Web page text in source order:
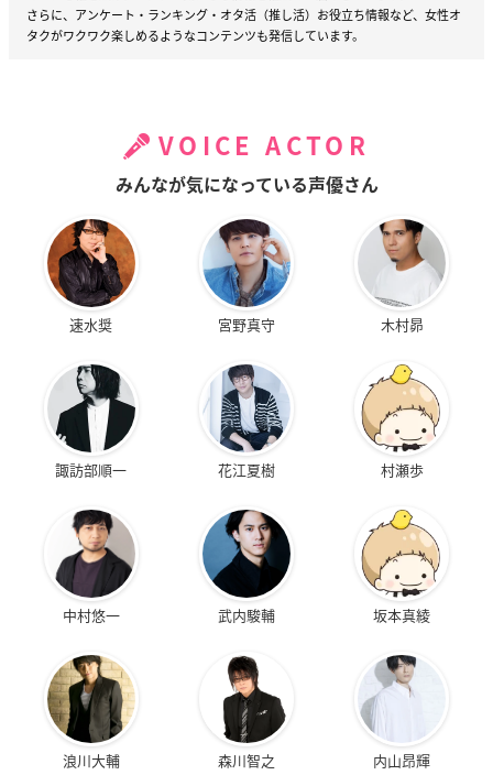
さらに、アンケート・ランキング・オタ活（推し活）お役立ち情報など、女性オ
タクがワクワク楽しめるようなコンテンツも発信しています。
VOICE ACTOR
みんなが気になっている声優さん
速水奨 宮野真守 木村昴
諏訪部順一 花江夏樹 村瀬歩
中村悠一 武内駿輔 坂本真綾
浪川大輔 森川智之 内山昂輝